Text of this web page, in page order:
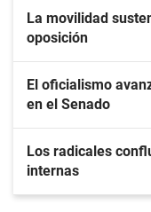
La movilidad
oposición
El oficialismo
en el Senado
Los radicales
internas